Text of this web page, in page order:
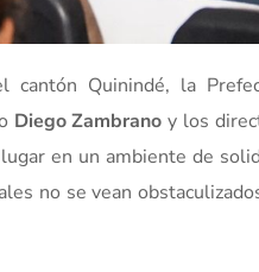
cantón Quinindé, la
Diego Zambrano y los
en un ambiente de
no se vean